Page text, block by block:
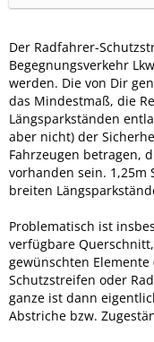
Der Radfahrer-
Begegnungsverkehr
werden. Die von Dir
das Mindestmaß, die
Längsparkständen
aber nicht) der
Fahrzeugen betragen,
vorhanden sein.
breiten
Problematisch ist
verfügbare
gewünschten Elemente
Schutzstreifen oder
ganze ist dann
Abstriche bzw.